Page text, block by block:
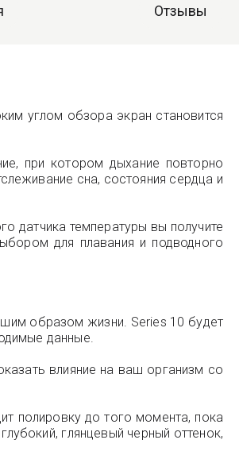
Отзывы
углом обзора экран становится
при котором дыхание повторно
сна, состояния сердца и
датчика температуры вы получите
для плавания и подводного
образом жизни. Series 10 будет
данные.
влияние на ваш организм со
полировку до того момента, пока
глянцевый черный оттенок,